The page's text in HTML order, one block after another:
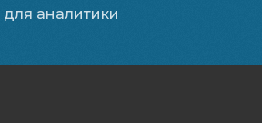
аналитики